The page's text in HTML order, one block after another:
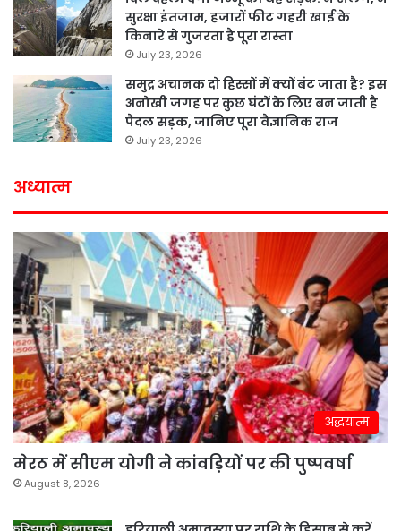
सुरक्षा इंतजाम, हजारों फीट गहरी खाई के
किनारे से गुजरता है पूरा रास्ता
July 23, 2026
समुद्र अचानक दो हिस्सों में क्यों बंट जाता है? इस
अनोखी जगह पर कुछ घंटों के लिए बन जाती है
पैदल सड़क, जानिए पूरा वैज्ञानिक राज
July 23, 2026
अध्यात्म
अद्धयात्म
मेरठ में सीएम योगी ने कांवड़ियों पर की पुष्पवर्षा
August 8, 2026